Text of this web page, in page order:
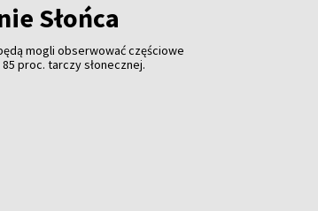
Słońca
mogli obserwować częściowe
85 proc. tarczy słonecznej.